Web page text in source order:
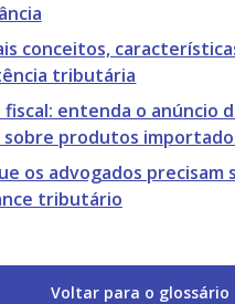
conceitos,
tributária
fiscal: entenda o anúncio
sobre produtos
os advogados precisam
tributário
Voltar para o glossário